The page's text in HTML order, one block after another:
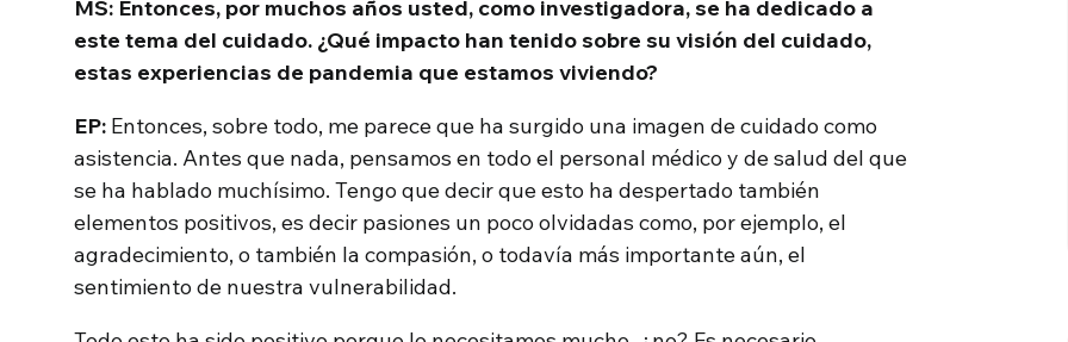
MS: Entonces, por muchos años usted, como investigadora, se ha dedicado a
este tema del cuidado. ¿Qué impacto han tenido sobre su visión del cuidado,
estas experiencias de pandemia que estamos viviendo?
EP: Entonces, sobre todo, me parece que ha surgido una imagen de cuidado como
asistencia. Antes que nada, pensamos en todo el personal médico y de salud del que
se ha hablado muchísimo. Tengo que decir que esto ha despertado también
elementos positivos, es decir pasiones un poco olvidadas como, por ejemplo, el
agradecimiento, o también la compasión, o todavía más importante aún, el
sentimiento de nuestra vulnerabilidad.